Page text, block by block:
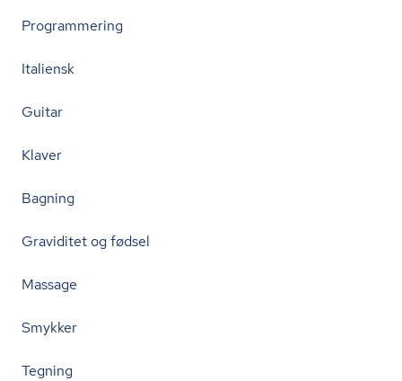
Programmering
Italiensk
Guitar
Klaver
Bagning
Graviditet og fødsel
Massage
Smykker
Tegning